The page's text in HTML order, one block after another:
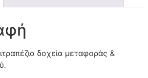
δοχεία μεταφοράς &